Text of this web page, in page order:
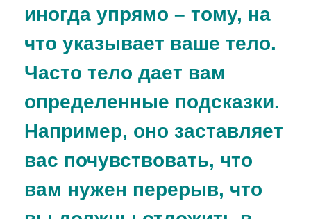
иногда упрямо – тому, на
что указывает ваше тело.
Часто тело дает вам
определенные подсказки.
Например, оно заставляет
вас почувствовать, что
вам нужен перерыв, что